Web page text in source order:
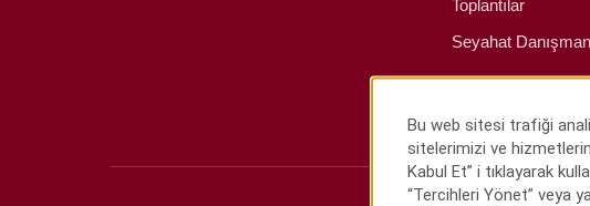
Toplantılar
Seyahat
Bu web sitesi trafiği
sitelerimizi ve
Kabul Et” i tıklayarak
“Tercihleri Yönet” veya